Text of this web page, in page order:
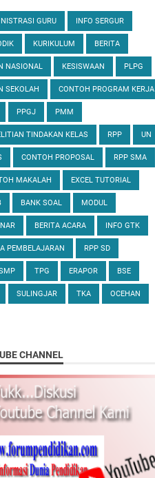
GURU INFO SERGUR
KURIKULUM BERITA
NASIONAL KESISWAAN PLPG
SEKOLAH CONTOH PROGRAM KERJA
PPGJ PMM
TINDAKAN KELAS RPP UN
CONTOH PROPOSAL RPP SMA
MAKALAH EXCEL TUTORIAL
BANK SOAL MODUL
BERITA ACARA INFO GTK
PEMBELAJARAN RPP SD
TPG ERAPOR BSE
SULINGJAR TKA OCEHAN
CHANNEL